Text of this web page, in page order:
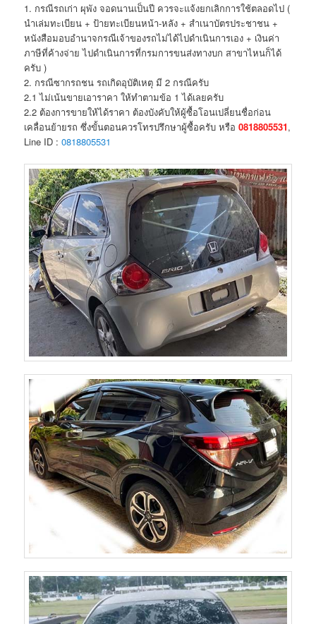
1. กรณีรถเก่า ผุพัง จอดนานเป็นปี ควรจะแจ้งยกเลิกการใช้ตลอดไป (
นำเล่มทะเบียน + ป้ายทะเบียนหน้า-หลัง + สำเนาบัตรประชาชน +
หนังสือมอบอำนาจกรณีเจ้าของรถไม่ได้ไปดำเนินการเอง + เงินค่า
ภาษีที่ค้างจ่าย ไปดำเนินการที่กรมการขนส่งทางบก สาขาไหนก็ได้
ครับ )
2. กรณีซากรถชน รถเกิดอุบัติเหตุ มี 2 กรณีครับ
2.1 ไม่เน้นขายเอาราคา ให้ทำตามข้อ 1 ได้เลยครับ
2.2 ต้องการขายให้ได้ราคา ต้องบังคับให้ผู้ซื้อโอนเปลี่ยนชื่อก่อน
เคลื่อนย้ายรถ ซึ่งขั้นตอนควรโทรปรึกษาผู้ซื้อครับ หรือ0818805531,
Line ID :0818805531